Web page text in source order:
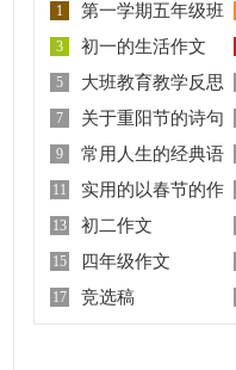
1
第一学期五年级班
主任工作计划
3
初一的生活作文
300字集锦十篇
5 大班教育教学反思
7
关于重阳节的诗句
15篇
9
常用人生的经典语
录摘录96句
11
实用的以春节的作
文5篇
13 初二作文
15 四年级作文
17 竞选稿